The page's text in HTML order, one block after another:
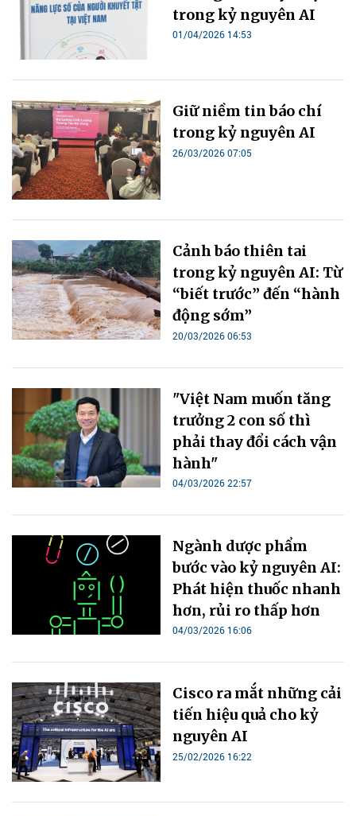
trong kỷ nguyên AI
01/04/2026 14:53
Giữ niềm tin báo chí
trong kỷ nguyên AI
26/03/2026 07:05
Cảnh báo thiên tai
trong kỷ nguyên AI: Từ
“biết trước” đến “hành
động sớm”
20/03/2026 06:53
"Việt Nam muốn tăng
trưởng 2 con số thì
phải thay đổi cách vận
hành"
04/03/2026 22:57
bước vào kỷ nguyên AI:
Phát hiện thuốc nhanh
04/03/2026 16:06
Cisco ra mắt những cải
tiến hiệu quả cho kỷ
nguyên AI
25/02/2026 16:22